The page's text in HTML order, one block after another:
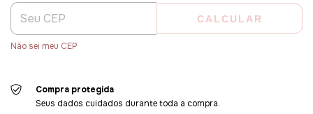
CALCULAR
Não sei meu CEP
Compra protegida
Seus dados cuidados durante toda a compra.